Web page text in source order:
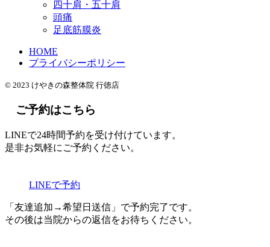
四十肩・五十肩
頭痛
足底筋膜炎
HOME
プライバシーポリシー
© 2023 けやきの森整体院 行徳店
ご予約はこちら
LINEで24時間予約を受け付けています。
是非お気軽にご予約ください。
LINEで予約
「友達追加→希望日送信」で予約完了です。
その後は当院からの返信をお待ちください。